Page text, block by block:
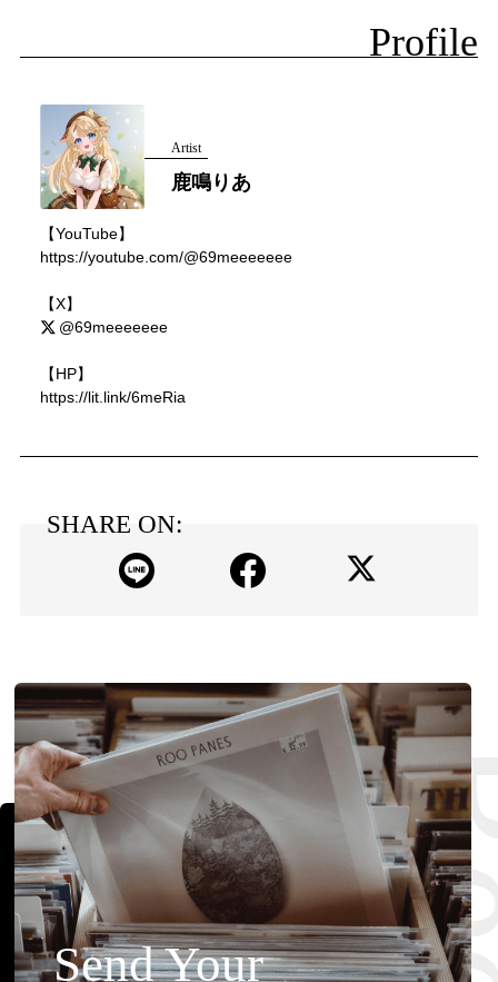
Profile
Artist
鹿鳴りあ
【YouTube】
https://youtube.com/@69meeeeeee
【X】
@69meeeeeee
【HP】
https://lit.link/6meRia
SHARE ON:
Send Your